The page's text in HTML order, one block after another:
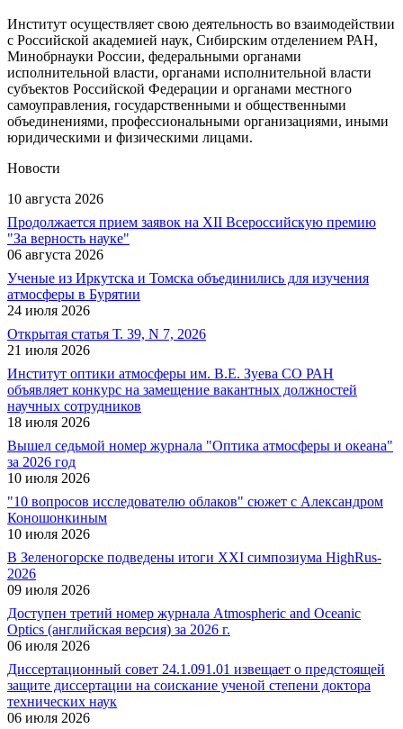
Институт осуществляет свою деятельность во взаимодействии
с Российской академией наук, Сибирским отделением РАН,
Минобрнауки России, федеральными органами
исполнительной власти, органами исполнительной власти
субъектов Российской Федерации и органами местного
самоуправления, государственными и общественными
объединениями, профессиональными организациями, иными
юридическими и физическими лицами.
Новости
10 августа 2026
Продолжается прием заявок на XII Всероссийскую премию
"За верность науке"
06 августа 2026
Ученые из Иркутска и Томска объединились для изучения
атмосферы в Бурятии
24 июля 2026
Открытая статья Т. 39, N 7, 2026
21 июля 2026
Институт оптики атмосферы им. В.Е. Зуева СО РАН
объявляет конкурс на замещение вакантных должностей
научных сотрудников
18 июля 2026
Вышел седьмой номер журнала "Оптика атмосферы и океана"
за 2026 год
10 июля 2026
"10 вопросов исследователю облаков" сюжет с Александром
Коношонкиным
10 июля 2026
В Зеленогорске подведены итоги XXI симпозиума HighRus-
2026
09 июля 2026
Доступен третий номер журнала Atmospheric and Oceanic
Optics (английская версия) за 2026 г.
06 июля 2026
Диссертационный совет 24.1.091.01 извещает о предстоящей
защите диссертации на соискание ученой степени доктора
технических наук
06 июля 2026